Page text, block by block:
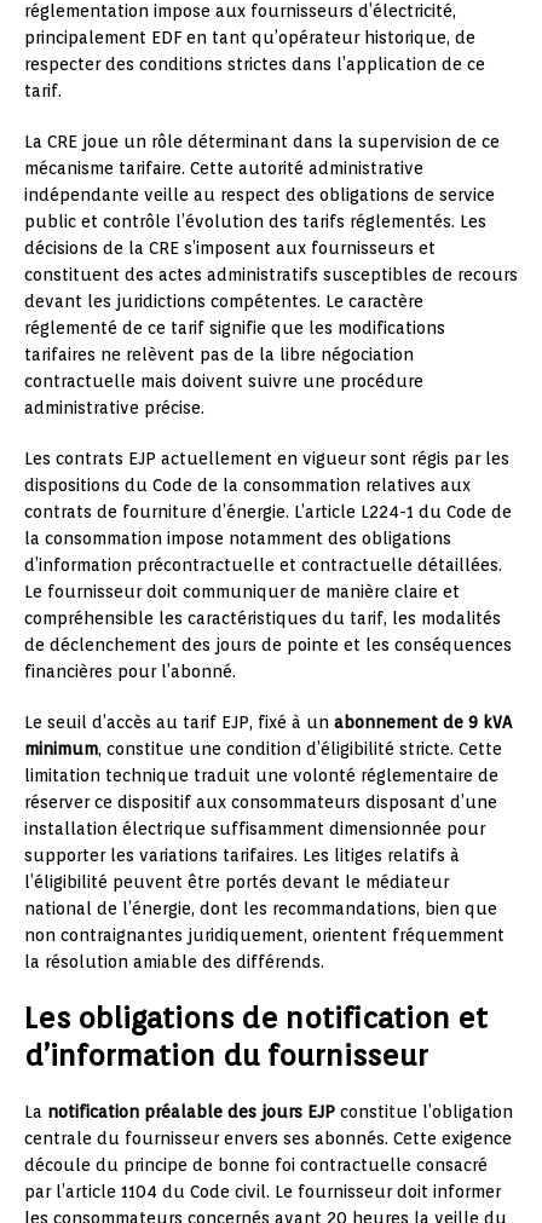
réglementation impose aux fournisseurs d’électricité,
principalement EDF en tant qu’opérateur historique, de
respecter des conditions strictes dans l’application de ce
tarif.
La CRE joue un rôle déterminant dans la supervision de ce
mécanisme tarifaire. Cette autorité administrative
indépendante veille au respect des obligations de service
public et contrôle l’évolution des tarifs réglementés. Les
décisions de la CRE s’imposent aux fournisseurs et
constituent des actes administratifs susceptibles de recours
devant les juridictions compétentes. Le caractère
réglementé de ce tarif signifie que les modifications
tarifaires ne relèvent pas de la libre négociation
contractuelle mais doivent suivre une procédure
administrative précise.
Les contrats EJP actuellement en vigueur sont régis par les
dispositions du Code de la consommation relatives aux
contrats de fourniture d’énergie. L’article L224-1 du Code de
la consommation impose notamment des obligations
d’information précontractuelle et contractuelle détaillées.
Le fournisseur doit communiquer de manière claire et
compréhensible les caractéristiques du tarif, les modalités
de déclenchement des jours de pointe et les conséquences
financières pour l’abonné.
Le seuil d’accès au tarif EJP, fixé à un abonnement de 9 kVA
minimum, constitue une condition d’éligibilité stricte. Cette
limitation technique traduit une volonté réglementaire de
réserver ce dispositif aux consommateurs disposant d’une
installation électrique suffisamment dimensionnée pour
supporter les variations tarifaires. Les litiges relatifs à
l’éligibilité peuvent être portés devant le médiateur
national de l’énergie, dont les recommandations, bien que
non contraignantes juridiquement, orientent fréquemment
la résolution amiable des différends.
Les obligations de notification et
d’information du fournisseur
La notification préalable des jours EJP constitue l’obligation
centrale du fournisseur envers ses abonnés. Cette exigence
découle du principe de bonne foi contractuelle consacré
par l’article 1104 du Code civil. Le fournisseur doit informer
les consommateurs concernés avant 20 heures la veille du